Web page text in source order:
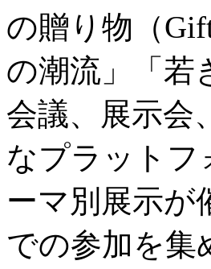
の贈り物（
の潮流」「若
会議、展示会
なプラットフ
ーマ別展示が
での参加を集